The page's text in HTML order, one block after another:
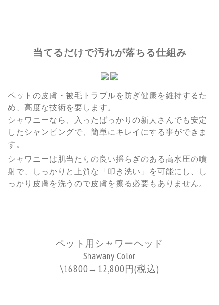
当てるだけで汚れが落ちる仕組み
ペットの皮膚・被毛トラブルを防ぎ健康を維持するた
め、高度な技術を要します。
シャワニーなら、入ったばっかりの新人さんでも安定
したシャンピングで、簡単にキレイにする事ができま
す。
シャワニーは肌当たりの良い揺らぎのある高水圧の噴
射で、しっかりと上質な「叩き洗い」を可能にし、し
っかり皮膚を洗うので皮膚を擦る必要もありません。
ペット用シャワーヘッド
Shawany Color
\16800→ 12,800円(税込)